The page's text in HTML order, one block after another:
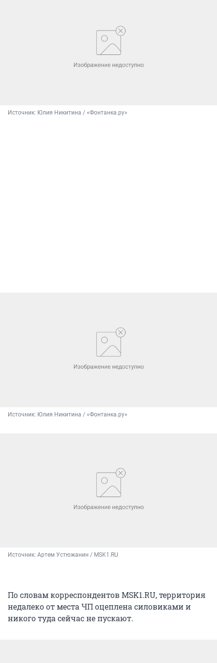
Источник: Юлия Никитина / «Фонтанка.ру»
Источник: Юлия Никитина / «Фонтанка.ру»
Источник: Артем Устюжанин / MSK1.RU
По словам корреспондентов MSK1.RU, территория
недалеко от места ЧП оцеплена силовиками и
никого туда сейчас не пускают.